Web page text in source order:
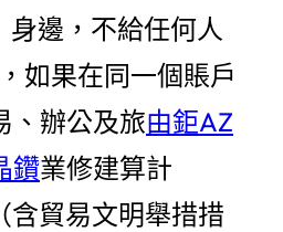
邊，不給任何人
如果在同一個賬戶
、辦公及旅由鉅AZ
鑽業修建算計
含貿易文明舉措措